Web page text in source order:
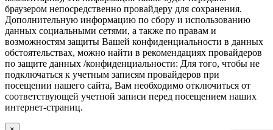
браузером непосредственно провайдеру для сохранения.
Дополнительную информацию по сбору и использованию
данных социальными сетями, а также по правам и
возможностям защиты Вашей конфиденциальности в данных
обстоятельствах, можно найти в рекомендациях провайдеров
по защите данных /конфиденциальности: Для того, чтобы не
подключаться к учетным записям провайдеров при
посещении нашего сайта, Вам необходимо отключиться от
соответствующей учетной записи перед посещением наших
интернет-страниц.